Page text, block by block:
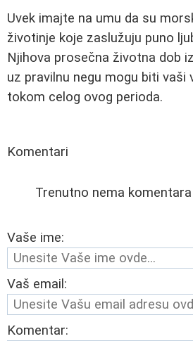
Uvek imajte na umu da su
životinje koje zaslužuju puno
Njihova prosečna životna dob
uz pravilnu negu mogu biti vaši
tokom celog ovog perioda.
Komentari
Trenutno nema
Vaše ime:
Vaš email:
Komentar: